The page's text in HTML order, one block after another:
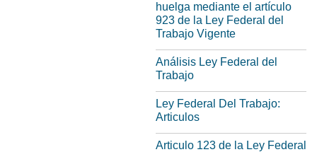
huelga mediante el artículo
923 de la Ley Federal del
Trabajo Vigente
Análisis Ley Federal del
Trabajo
Ley Federal Del Trabajo:
Articulos
Articulo 123 de la Ley Federal